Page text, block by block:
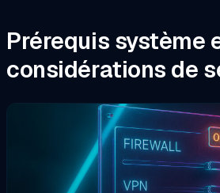
Prérequis système
considérations de